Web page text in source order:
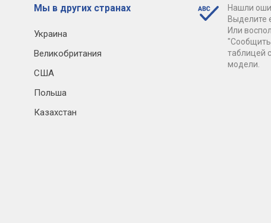
Мы в других странах
Украина
Великобритания
США
Польша
Казахстан
Нашли
Выделите
Или
"Сообщить
таблицей
модели.